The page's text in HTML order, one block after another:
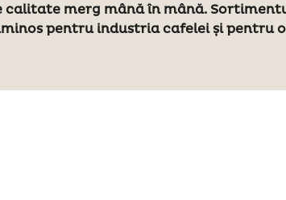
calitate merg mână în mână.
pentru industria cafelei și pentru